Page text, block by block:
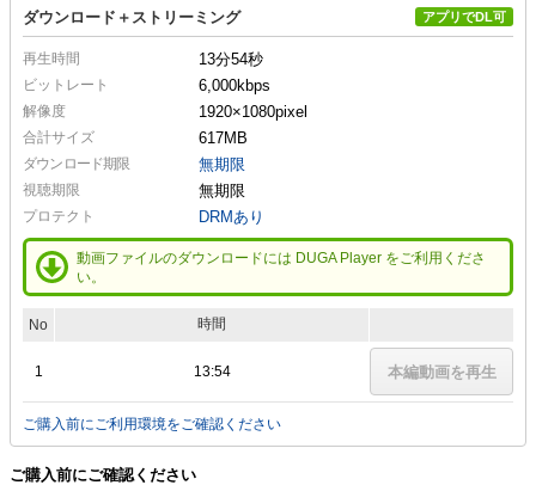
ダウンロード＋ストリーミング アプリでDL可
再生時間 13分54秒
ビットレート 6,000kbps
解像度 1920×1080pixel
合計サイズ 617MB
ダウンロード期限 無期限
視聴期限 無期限
プロテクト DRMあり
動画ファイルのダウンロードには DUGA Player をご利用くださ
い。
No 時間
1 13:54 本編動画を再生
ご購入前にご利用環境をご確認ください
ご購入前にご確認ください